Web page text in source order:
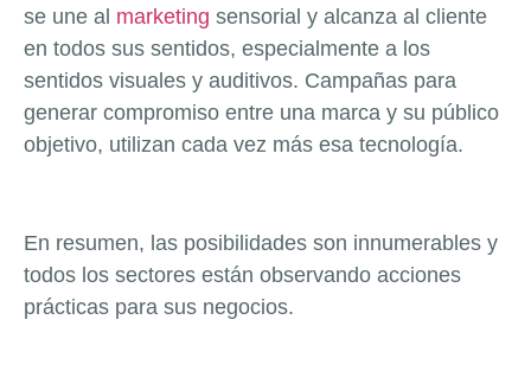
se une al marketing sensorial y alcanza al cliente
en todos sus sentidos, especialmente a los
sentidos visuales y auditivos. Campañas para
generar compromiso entre una marca y su público
objetivo, utilizan cada vez más esa tecnología.
En resumen, las posibilidades son innumerables y
todos los sectores están observando acciones
prácticas para sus negocios.